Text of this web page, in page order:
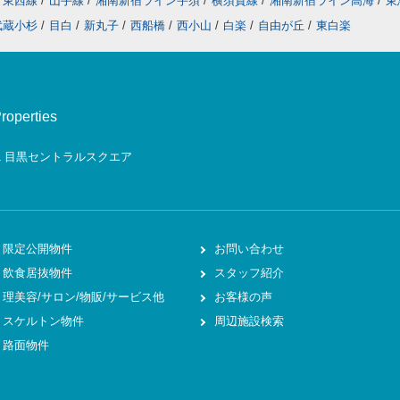
蔵小杉 / 目白 / 新丸子 / 西船橋 / 西小山 / 白楽 / 自由が丘 / 東白楽
黒セントラルスクエア
限定公開物件
飲食居抜物件
理美容/サロン/物販/サービス他
スケルトン物件
路面物件
お問い合わせ
スタッフ紹介
お客様の声
周辺施設検索